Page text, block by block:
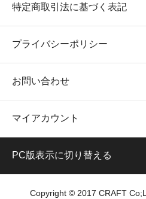
特定商取引法に基づく表記
プライバシーポリシー
お問い合わせ
マイアカウント
PC版表示に切り替える
Copyright © 2017 CRAFT